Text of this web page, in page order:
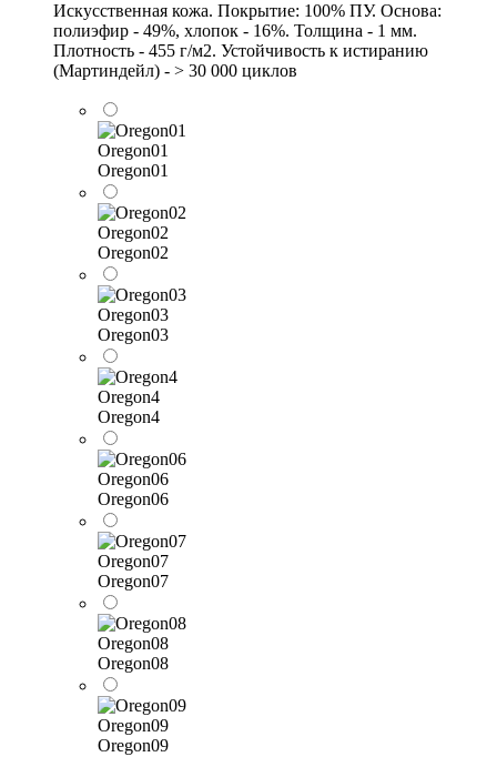
Искусственная кожа. Покрытие: 100% ПУ. Основа:
полиэфир - 49%, хлопок - 16%. Толщина - 1 мм.
Плотность - 455 г/м2. Устойчивость к истиранию
(Мартиндейл) - > 30 000 циклов
Oregon01
Oregon01
Oregon02
Oregon02
Oregon03
Oregon03
Oregon4
Oregon4
Oregon06
Oregon06
Oregon07
Oregon07
Oregon08
Oregon08
Oregon09
Oregon09